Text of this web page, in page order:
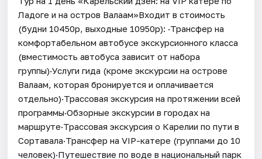
Ладоге и на остров Валаам»Входит в стоимость
(будни 10450р, выходные 10950р): ·Трансфер на
комфортабельном автобусе экскурсионного класса
(вместимость автобуса зависит от набора
группы)·Услуги гида (кроме экскурсии на острове
Валаам, которая бронируется и оплачивается
отдельно)·Трассовая экскурсия на протяжении всей
программы·Обзорные экскурсии в городах на
маршруте·Трассовая экскурсия о Карелии по пути в
Сортавала·Трансфер на VIP-катере (группами до 10
человек)·Путешествие по воде в национальный парк